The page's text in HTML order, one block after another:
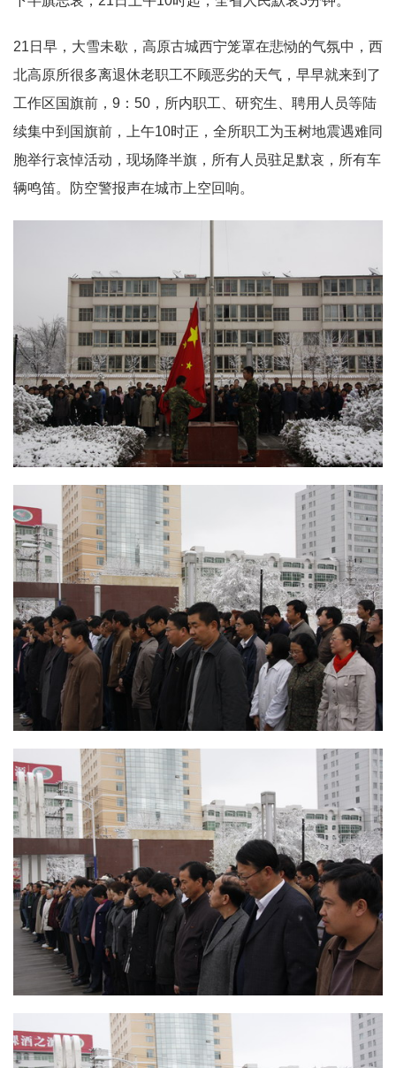
21日早，大雪未歇，高原古城西宁笼罩在悲恸的气氛中，西
北高原所很多离退休老职工不顾恶劣的天气，早早就来到了
工作区国旗前，9：50，所内职工、研究生、聘用人员等陆
续集中到国旗前，上午10时正，全所职工为玉树地震遇难同
胞举行哀悼活动，现场降半旗，所有人员驻足默哀，所有车
辆鸣笛。防空警报声在城市上空回响。